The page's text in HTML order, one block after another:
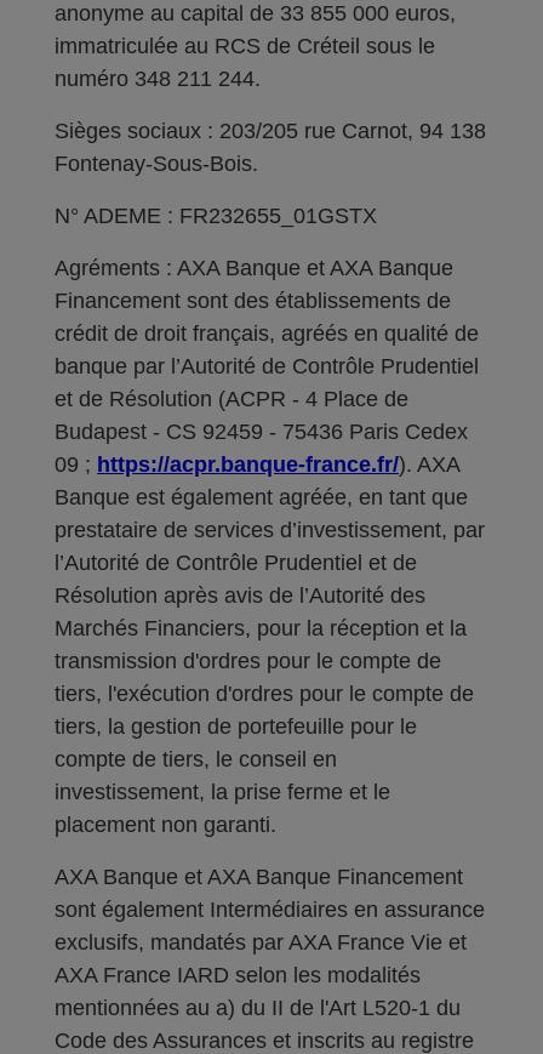
anonyme au capital de 33 855 000 euros,
immatriculée au RCS de Créteil sous le
numéro 348 211 244.
Sièges sociaux : 203/205 rue Carnot, 94 138
Fontenay-Sous-Bois.
N° ADEME : FR232655_01GSTX
Agréments : AXA Banque et AXA Banque
Financement sont des établissements de
crédit de droit français, agréés en qualité de
banque par l’Autorité de Contrôle Prudentiel
et de Résolution (ACPR - 4 Place de
Budapest - CS 92459 - 75436 Paris Cedex
09 ; https://acpr.banque-france.fr/). AXA
Banque est également agréée, en tant que
prestataire de services d’investissement, par
l’Autorité de Contrôle Prudentiel et de
Résolution après avis de l’Autorité des
Marchés Financiers, pour la réception et la
transmission d'ordres pour le compte de
tiers, l'exécution d'ordres pour le compte de
tiers, la gestion de portefeuille pour le
compte de tiers, le conseil en
investissement, la prise ferme et le
placement non garanti.
AXA Banque et AXA Banque Financement
sont également Intermédiaires en assurance
exclusifs, mandatés par AXA France Vie et
AXA France IARD selon les modalités
mentionnées au a) du II de l'Art L520-1 du
Code des Assurances et inscrits au registre